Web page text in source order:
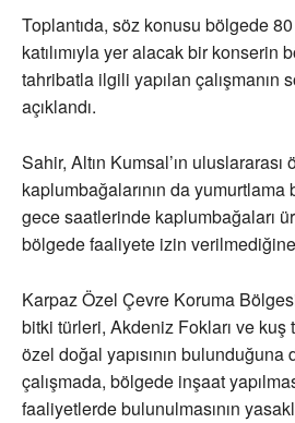
Toplantıda, söz konusu bölgede
katılımıyla yer alacak bir konserin
tahribatla ilgili yapılan çalışmanın
açıklandı.
Sahir, Altın Kumsal’ın uluslararası
kaplumbağalarının da
gece saatlerinde kaplumbağaları
bölgede faaliyete izin
Karpaz Özel Çevre Koruma
bitki türleri, Akdeniz Fokları ve kuş
özel doğal yapısının bulunduğuna
çalışmada, bölgede inşaat
faaliyetlerde bulunulmasının